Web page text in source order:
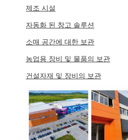
제조 시설
자동화 된 창고 솔루션
소매 공간에 대한 보관
농업용 장비 및 물품의 보관
건설자재 및 장비의 보관